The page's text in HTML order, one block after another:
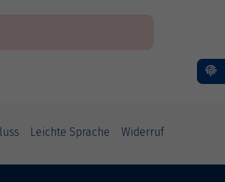
Leichte Sprache Widerruf